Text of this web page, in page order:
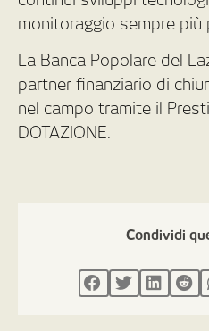
monitoraggio sempre
La Banca Popolare del
partner finanziario di
nel campo tramite il
DOTAZIONE.
Condividi